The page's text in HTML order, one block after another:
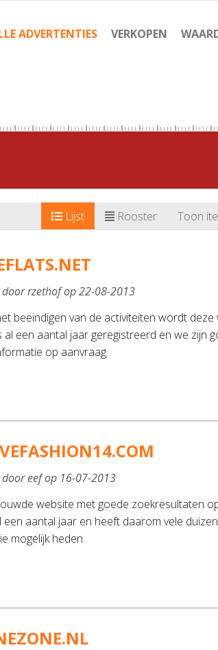
ADVERTENTIES VERKOPEN
Rooster
Lijst
rzethof op 22-08-2013
beëindigen van de activiteiten wordt
al een aantal jaar geregistreerd en we zijn
op aanvraag.
eef op 16-07-2013
website met goede zoekresultaten
een aantal jaar en heeft daarom vele
mogelijk heden.